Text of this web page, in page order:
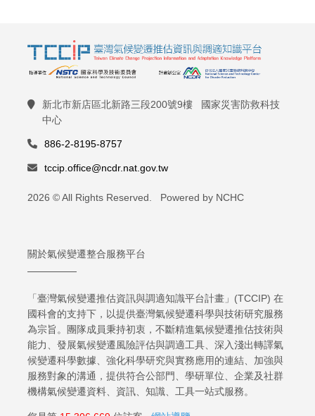
新北市新店區北新路三段200號9樓 國家災害防救科技
中心
886-2-8195-8757
tccip.office@ncdr.nat.gov.tw
2026 © All Rights Reserved. Powered by NCHC
關於氣候變遷整合服務平台
「臺灣氣候變遷推估資訊與調適知識平台計畫」(TCCIP) 在
國科會的支持下，以提供臺灣氣候變遷科學與技術研究服務
為宗旨。團隊成員秉持初衷，不斷精進氣候變遷推估技術與
能力、發展氣候變遷風險評估與調適工具、深入淺出轉譯氣
候變遷科學數據、強化科學研究與實務應用的連結、加強與
服務對象的溝通，提供符合公部門、學研單位、企業及社群
機構氣候變遷資料、資訊、知識、工具一站式服務。